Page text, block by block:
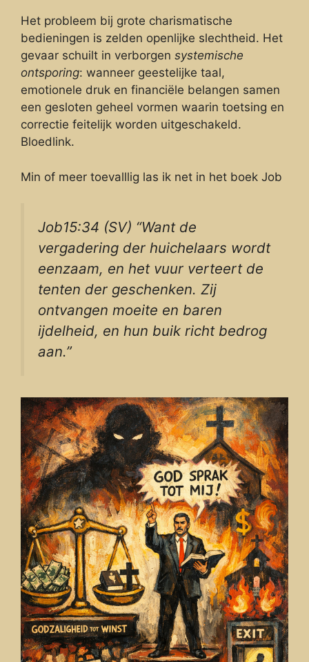
Het probleem bij grote charismatische
bedieningen is zelden openlijke slechtheid. Het
gevaar schuilt in verborgen systemische
ontsporing: wanneer geestelijke taal,
emotionele druk en financiële belangen samen
een gesloten geheel vormen waarin toetsing en
correctie feitelijk worden uitgeschakeld.
Bloedlink.
Min of meer toevalllig las ik net in het boek Job
Job15:34 (SV) “Want de
vergadering der huichelaars wordt
eenzaam, en het vuur verteert de
tenten der geschenken. Zij
ontvangen moeite en baren
ijdelheid, en hun buik richt bedrog
aan.”